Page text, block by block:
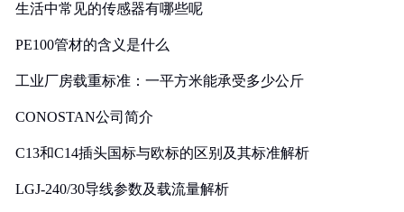
生活中常见的传感器有哪些呢
PE100管材的含义是什么
工业厂房载重标准：一平方米能承受多少公斤
CONOSTAN公司简介
C13和C14插头国标与欧标的区别及其标准解析
LGJ-240/30导线参数及载流量解析